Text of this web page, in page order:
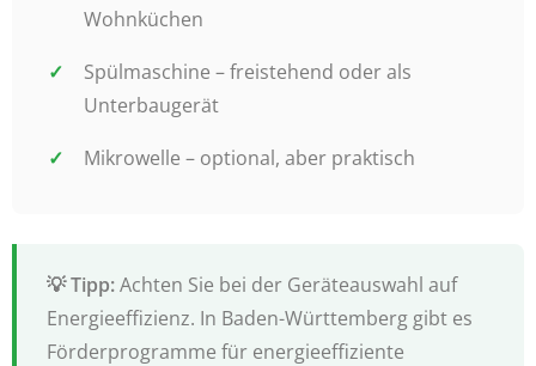
Wohnküchen
Spülmaschine – freistehend oder als
Unterbaugerät
Mikrowelle – optional, aber praktisch
Achten Sie bei der Geräteauswahl auf
Energieeffizienz. In Baden-Württemberg gibt es
Förderprogramme für energieeffiziente